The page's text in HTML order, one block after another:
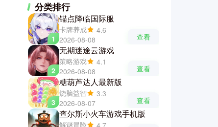
分类排行
1
锚点降临国际服
卡牌养成
4.6
2026-08-08
查看
2
无期迷途云游戏
策略游戏
4.1
2026-08-08
查看
3
糖葫芦达人最新版
烧脑益智
3.3
2026-08-07
查看
查尔斯小火车游戏手机版
解谜冒险
4.7